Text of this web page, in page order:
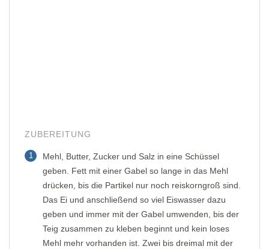
ZUBEREITUNG
1
Mehl, Butter, Zucker und Salz in eine Schüssel
geben. Fett mit einer Gabel so lange in das Mehl
drücken, bis die Partikel nur noch reiskorngroß sind.
Das Ei und anschließend so viel Eiswasser dazu
geben und immer mit der Gabel umwenden, bis der
Teig zusammen zu kleben beginnt und kein loses
Mehl mehr vorhanden ist. Zwei bis dreimal mit der